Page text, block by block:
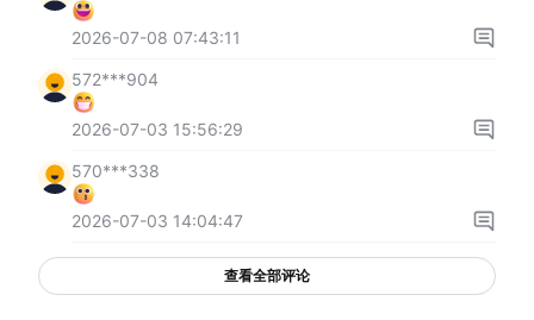
2026-07-08 07:43:11
572***904
2026-07-03 15:56:29
570***338
2026-07-03 14:04:47
查看全部评论